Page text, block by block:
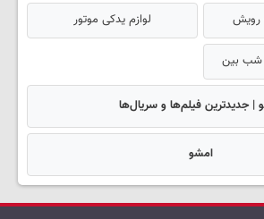
رویش لوازم یدکی موتور
شب بین
| جدیدترین فیلم‌ها و سریال‌ها
امشو